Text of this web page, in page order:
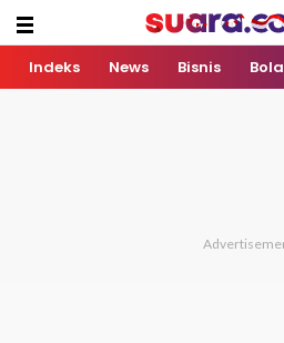
Indeks News Bisnis Bola